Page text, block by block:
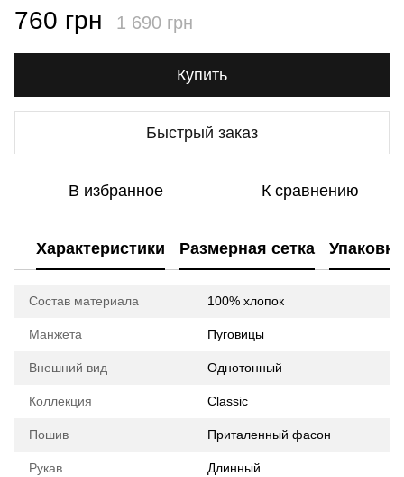
760 грн 1 690 грн
Купить
Быстрый заказ
В избранное К сравнению
Характеристики Размерная сетка Упаковка
Состав материала 100% хлопок
Манжета Пуговицы
Внешний вид Однотонный
Коллекция Classic
Пошив Приталенный фасон
Рукав Длинный